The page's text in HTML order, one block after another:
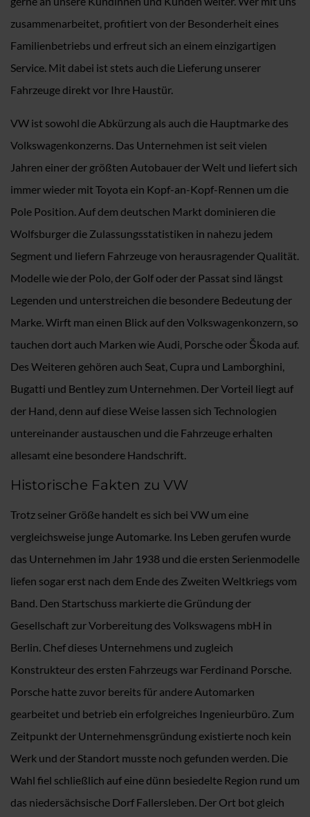
zusammenarbeitet, profitiert von der Besonderheit eines
Familienbetriebs und erfreut sich an einem einzigartigen
Service. Mit dabei ist stets auch die Lieferung unserer
Fahrzeuge direkt vor Ihre Haustür.
VW ist sowohl die Abkürzung als auch die Hauptmarke des
Volkswagenkonzerns. Das Unternehmen ist seit vielen
Jahren einer der größten Autobauer der Welt und liefert sich
immer wieder mit Toyota ein Kopf-an-Kopf-Rennen um die
Pole Position. Auf dem deutschen Markt dominieren die
Wolfsburger die Zulassungsstatistiken in nahezu jedem
Segment und liefern Fahrzeuge von herausragender Qualität.
Modelle wie der Polo, der Golf oder der Passat sind längst
Legenden und unterstreichen die besondere Bedeutung der
Marke. Wirft man einen Blick auf den Volkswagenkonzern, so
tauchen dort auch Marken wie Audi, Porsche oder Škoda auf.
Des Weiteren gehören auch Seat, Cupra und Lamborghini,
Bugatti und Bentley zum Unternehmen. Der Vorteil liegt auf
der Hand, denn auf diese Weise lassen sich Technologien
untereinander austauschen und die Fahrzeuge erhalten
allesamt eine besondere Handschrift.
Historische Fakten zu VW
Trotz seiner Größe handelt es sich bei VW um eine
vergleichsweise junge Automarke. Ins Leben gerufen wurde
das Unternehmen im Jahr 1938 und die ersten Serienmodelle
liefen sogar erst nach dem Ende des Zweiten Weltkriegs vom
Band. Den Startschuss markierte die Gründung der
Gesellschaft zur Vorbereitung des Volkswagens mbH in
Berlin. Chef dieses Unternehmens und zugleich
Konstrukteur des ersten Fahrzeugs war Ferdinand Porsche.
Porsche hatte zuvor bereits für andere Automarken
gearbeitet und betrieb ein erfolgreiches Ingenieurbüro. Zum
Zeitpunkt der Unternehmensgründung existierte noch kein
Werk und der Standort musste noch gefunden werden. Die
Wahl fiel schließlich auf eine dünn besiedelte Region rund um
das niedersächsische Dorf Fallersleben. Der Ort bot gleich